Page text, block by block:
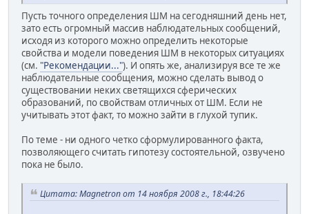
Пусть точного определения ШМ на сегодняшний день нет,
зато есть огромный массив наблюдательных сообщений,
исходя из которого можно определить некоторые
свойства и модели поведения ШМ в некоторых ситуациях
(см. "Рекомендации..."). И опять же, анализируя все те же
наблюдательные сообщения, можно сделать вывод о
существовании неких светящихся сферических
образований, по свойствам отличных от ШМ. Если не
учитывать этот факт, то можно зайти в глухой тупик.
По теме - ни одного четко сформулированного факта,
позволяющего считать гипотезу состоятельной, озвучено
пока не было.
Цитата: Magnetron от 14 ноября 2008 г., 18:44:26